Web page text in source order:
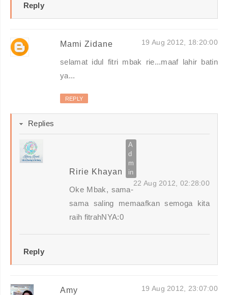
Reply
Mami Zidane 19 Aug 2012, 18:20:00
selamat idul fitri mbak rie...maaf lahir batin
ya...
REPLY
Replies
Ririe Khayan
22 Aug 2012, 02:28:00
Oke Mbak, sama-
sama saling memaafkan semoga kita
raih fitrahNYA:0
Reply
Amy 19 Aug 2012, 23:07:00